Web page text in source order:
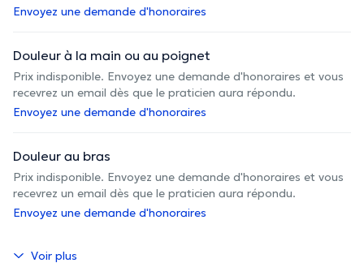
Envoyez une demande d'honoraires
Douleur à la main ou au poignet
Prix indisponible. Envoyez une demande d'honoraires et vous
recevrez un email dès que le praticien aura répondu.
Envoyez une demande d'honoraires
Douleur au bras
Prix indisponible. Envoyez une demande d'honoraires et vous
recevrez un email dès que le praticien aura répondu.
Envoyez une demande d'honoraires
Voir plus